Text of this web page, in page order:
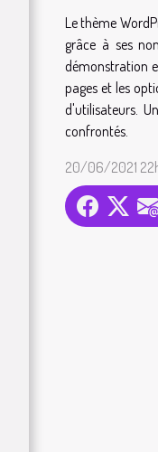
Le thème
grâce à ses
démonstration
pages et les
d'utilisateurs.
confrontés.
20/06/2021